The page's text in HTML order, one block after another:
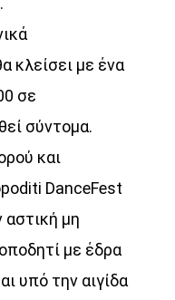
κλείσει με ένα
σε
σύντομα.
και
DanceFest
αστική μη
με έδρα
υπό την αιγίδα